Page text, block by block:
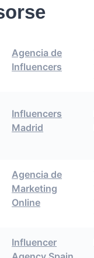
Agencia de
Influencers
Influencers
Madrid
Agencia de
Marketing
Online
Influencer